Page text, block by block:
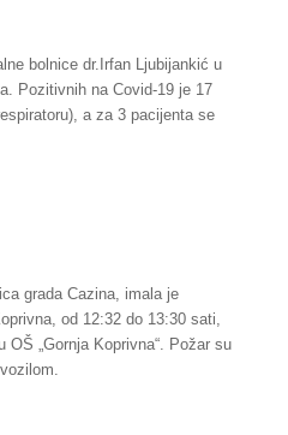
bolnice dr.Irfan Ljubijankić u
Pozitivnih na Covid-19 je 17
a za 3 pacijenta se
grada Cazina, imala je
od 12:32 do 13:30 sati,
„Gornja Koprivna“. Požar su